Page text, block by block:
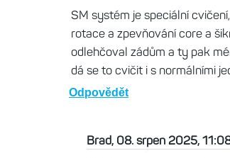
SM systém je speciální
rotace a zpevňování core a
odlehčoval zádům a ty pak
dá se to cvičit i s normálními
Odpovědět
Brad, 08. srpen 2025,